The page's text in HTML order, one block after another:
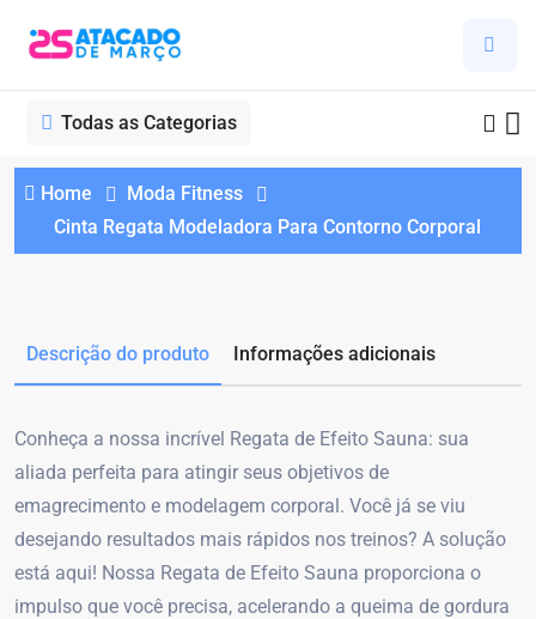
Todas as Categorias
Home
Moda Fitness
Cinta Regata Modeladora Para Contorno Corporal
Descrição do produto Informações adicionais
Conheça a nossa incrível Regata de Efeito Sauna: sua
aliada perfeita para atingir seus objetivos de
emagrecimento e modelagem corporal. Você já se viu
desejando resultados mais rápidos nos treinos? A solução
está aqui! Nossa Regata de Efeito Sauna proporciona o
impulso que você precisa, acelerando a queima de gordura